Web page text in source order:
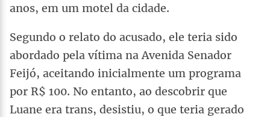
anos, em um motel da cidade.
Segundo o relato do acusado, ele teria sido
abordado pela vítima na Avenida Senador
Feijó, aceitando inicialmente um programa
por R$ 100. No entanto, ao descobrir que
Luane era trans, desistiu, o que teria gerado